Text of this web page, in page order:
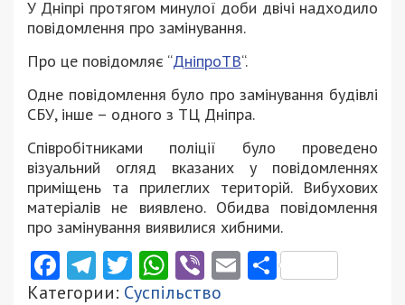
У Дніпрі протягом минулої доби двічі надходило
повідомлення про замінування.
Про це повідомляє “ДніпроТВ“.
Одне повідомлення було про замінування будівлі
СБУ, інше – одного з ТЦ Дніпра.
Співробітниками поліції було проведено
візуальний огляд вказаних у повідомленнях
приміщень та прилеглих територій. Вибухових
матеріалів не виявлено. Обидва повідомлення
про замінування виявилися хибними.
Facebook
Telegram
Twitter
WhatsApp
ViberEmail
Категории: Суспільство